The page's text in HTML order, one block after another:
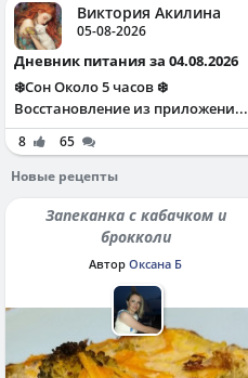
Виктория Акилина
05-08-2026
Дневник питания за 04.08.2026
❄️Сон Около 5 часов ❄️
Восстановление из приложени...
8
65
Новые рецепты
Запеканка с кабачком и
брокколи
Автор Оксана Б